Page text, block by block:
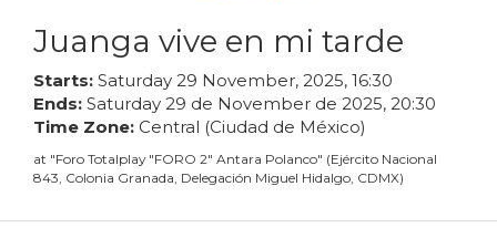
Juanga vive en mi tarde
Starts: Saturday 29 November, 2025, 16:30
Ends: Saturday 29 de November de 2025, 20:30
Time Zone: Central (Ciudad de México)
at "Foro Totalplay "FORO 2" Antara Polanco" (Ejército Nacional
843, Colonia Granada, Delegación Miguel Hidalgo, CDMX)